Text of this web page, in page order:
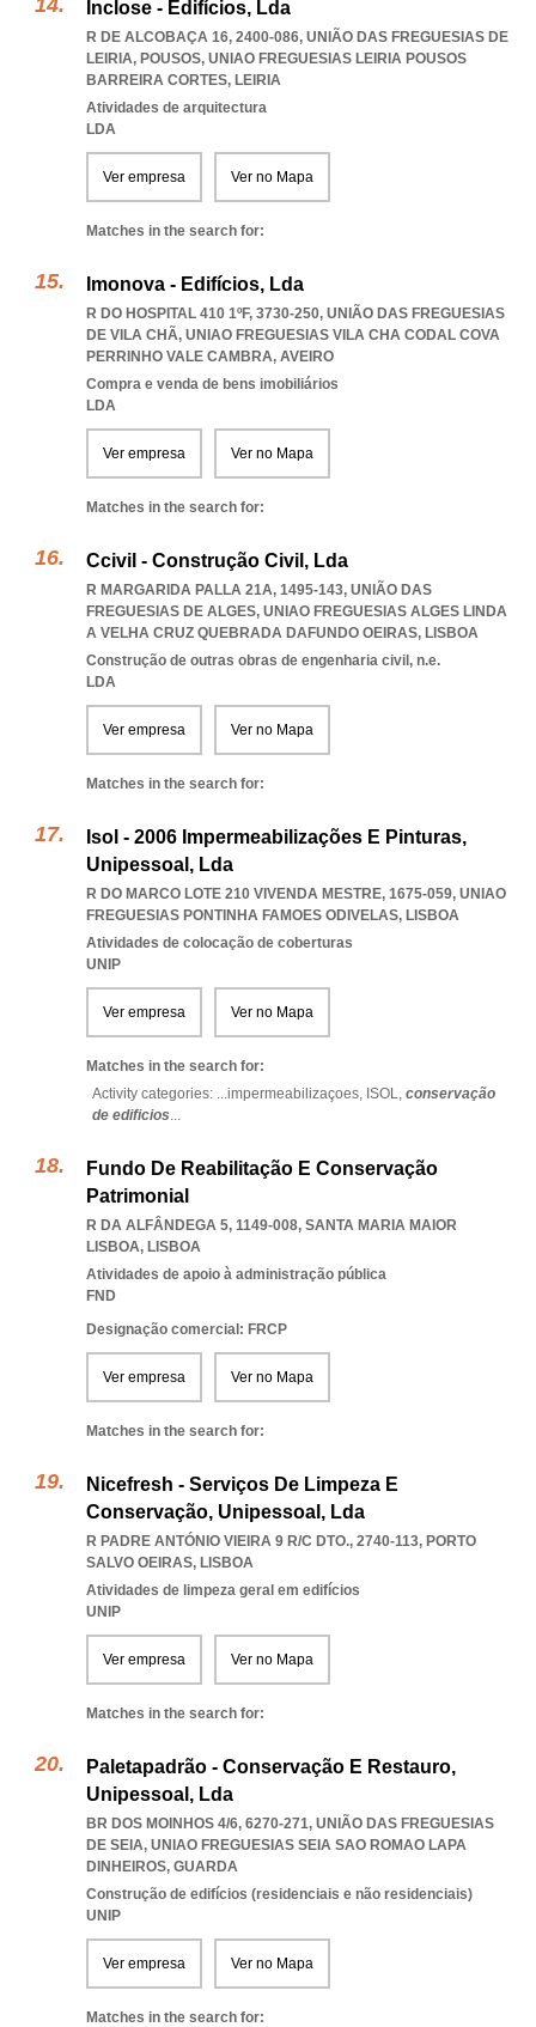
Inclose - Edifícios, Lda
R DE ALCOBAÇA 16, 2400-086, UNIÃO DAS FREGUESIAS DE
LEIRIA, POUSOS, UNIAO FREGUESIAS LEIRIA POUSOS
BARREIRA CORTES, LEIRIA
Atividades de arquitectura
LDA
Ver empresa Ver no Mapa
Matches in the search for:
Imonova - Edifícios, Lda
R DO HOSPITAL 410 1ºF, 3730-250, UNIÃO DAS FREGUESIAS
DE VILA CHÃ, UNIAO FREGUESIAS VILA CHA CODAL COVA
PERRINHO VALE CAMBRA, AVEIRO
Compra e venda de bens imobiliários
LDA
Ver empresa Ver no Mapa
Matches in the search for:
Ccivil - Construção Civil, Lda
R MARGARIDA PALLA 21A, 1495-143, UNIÃO DAS
FREGUESIAS DE ALGES, UNIAO FREGUESIAS ALGES LINDA
A VELHA CRUZ QUEBRADA DAFUNDO OEIRAS, LISBOA
Construção de outras obras de engenharia civil, n.e.
LDA
Ver empresa Ver no Mapa
Matches in the search for:
Isol - 2006 Impermeabilizações E Pinturas,
Unipessoal, Lda
R DO MARCO LOTE 210 VIVENDA MESTRE, 1675-059, UNIAO
FREGUESIAS PONTINHA FAMOES ODIVELAS, LISBOA
Atividades de colocação de coberturas
UNIP
Ver empresa Ver no Mapa
Matches in the search for:
Activity categories: ...impermeabilizaçoes, ISOL, conservação
de edificios...
Fundo De Reabilitação E Conservação
Patrimonial
R DA ALFÂNDEGA 5, 1149-008, SANTA MARIA MAIOR
LISBOA, LISBOA
Atividades de apoio à administração pública
FND
Designação comercial: FRCP
Ver empresa Ver no Mapa
Matches in the search for:
Nicefresh - Serviços De Limpeza E
Conservação, Unipessoal, Lda
R PADRE ANTÓNIO VIEIRA 9 R/C DTO., 2740-113, PORTO
SALVO OEIRAS, LISBOA
Atividades de limpeza geral em edifícios
UNIP
Ver empresa Ver no Mapa
Matches in the search for:
Paletapadrão - Conservação E Restauro,
Unipessoal, Lda
BR DOS MOINHOS 4/6, 6270-271, UNIÃO DAS FREGUESIAS
DE SEIA, UNIAO FREGUESIAS SEIA SAO ROMAO LAPA
DINHEIROS, GUARDA
Construção de edifícios (residenciais e não residenciais)
UNIP
Ver empresa Ver no Mapa
Matches in the search for: